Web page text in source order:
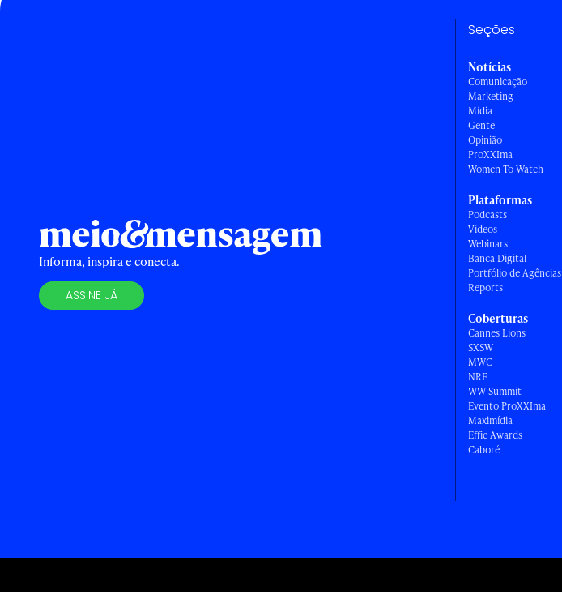
Informa, inspira e conecta.
ASSINE JÁ
Seções
Notícias
Comunicação
Marketing
Mídia
Gente
Opinião
ProXXIma
Women To Watch
Plataformas
Podcasts
Vídeos
Webinars
Banca Digital
Portfólio de Agências
Reports
Coberturas
Cannes Lions
SXSW
MWC
NRF
WW Summit
Evento ProXXIma
Maximídia
Effie Awards
Caboré